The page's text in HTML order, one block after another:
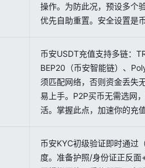
操作。为防此况，预设多个
优先自助重置。安全设置是
币安USDT充值支持多链：
BEP20（币安智能链）、
须匹配网络，否则资金丢失
易上手。P2P买币无需选网
活。掌握此点，加速你的充
币安KYC初级验证即时通过
度。准备护照/身份证正反